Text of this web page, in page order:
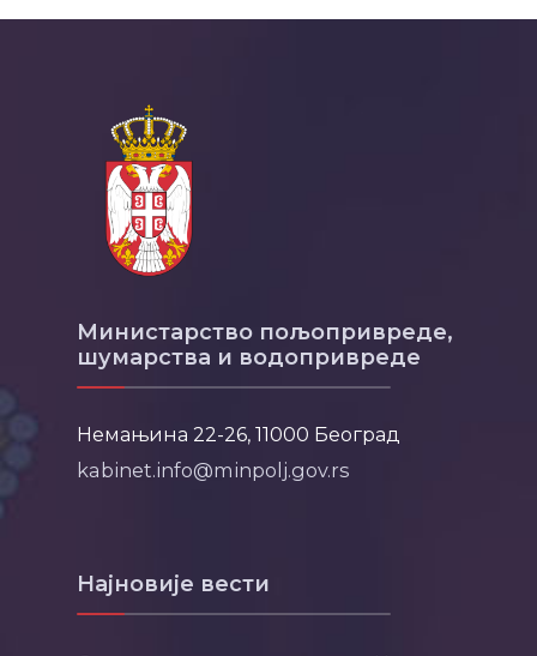
Министарство пољопривреде,
шумарства и водопривреде
Немањина 22-26, 11000 Београд
kabinet.info@minpolj.gov.rs
Најновије вести